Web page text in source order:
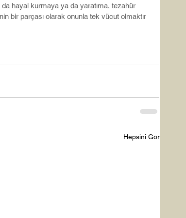
hayal kurmaya ya da yaratıma, tezahür
bir parçası olarak onunla tek vücut olmaktır
Hepsini Gör